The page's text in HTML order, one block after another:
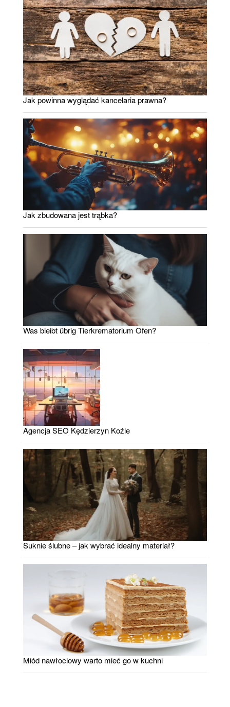
Jak powinna wyglądać kancelaria prawna?
Jak zbudowana jest trąbka?
Was bleibt übrig Tierkrematorium Ofen?
Agencja SEO Kędzierzyn Koźle
Suknie ślubne – jak wybrać idealny materiał?
Miód nawłociowy warto mieć go w kuchni